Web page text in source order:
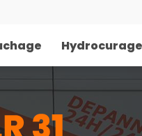
Hydrocurage